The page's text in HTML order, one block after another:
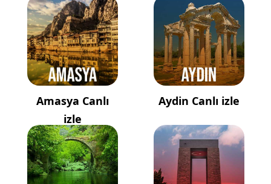
Amasya Canlı
izle
Aydin Canlı izle